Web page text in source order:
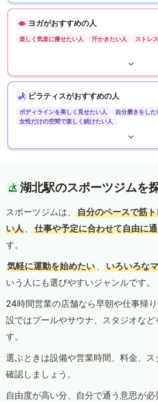
ヨガがおすすめの人
楽しく気楽に痩せたい人 汗かきたい人 ストレ
ピラティスがおすすめの人
ボディラインを美しく見せたい人
自分磨きをした
女性だけの空間で楽しく続けたい人
湖北駅のスポーツジムを
スポーツジムは、
自分のペースで筋
い人 、 仕事や予定に合わせて自由に
す。
気軽に運動を始めたい 、 いろいろな
いう人にも選びやすいジャンルです。
24時間営業の店舗なら早朝や仕事帰
設ではプールやサウナ、スタジオなど
す。
選ぶときは設備や営業時間、料金、
確認しましょう。
自由度が高い分、自分で通う意思が